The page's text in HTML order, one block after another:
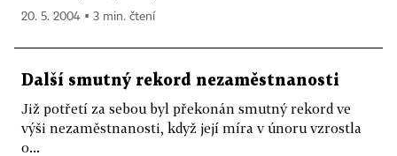
20. 5. 2004 ▪ 3 min. čtení
Další smutný rekord nezaměstnanosti
Již potřetí za sebou byl překonán smutný rekord ve
výši nezaměstnanosti, když její míra v únoru vzrostla
o...